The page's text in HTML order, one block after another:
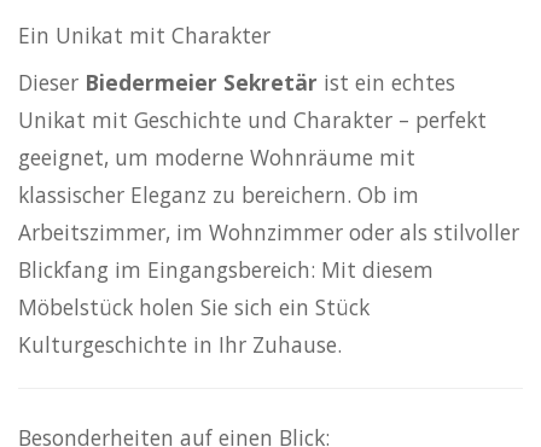
Ein Unikat mit Charakter
Dieser Biedermeier Sekretär ist ein echtes
Unikat mit Geschichte und Charakter – perfekt
geeignet, um moderne Wohnräume mit
klassischer Eleganz zu bereichern. Ob im
Arbeitszimmer, im Wohnzimmer oder als stilvoller
Blickfang im Eingangsbereich: Mit diesem
Möbelstück holen Sie sich ein Stück
Kulturgeschichte in Ihr Zuhause.
Besonderheiten auf einen Blick: